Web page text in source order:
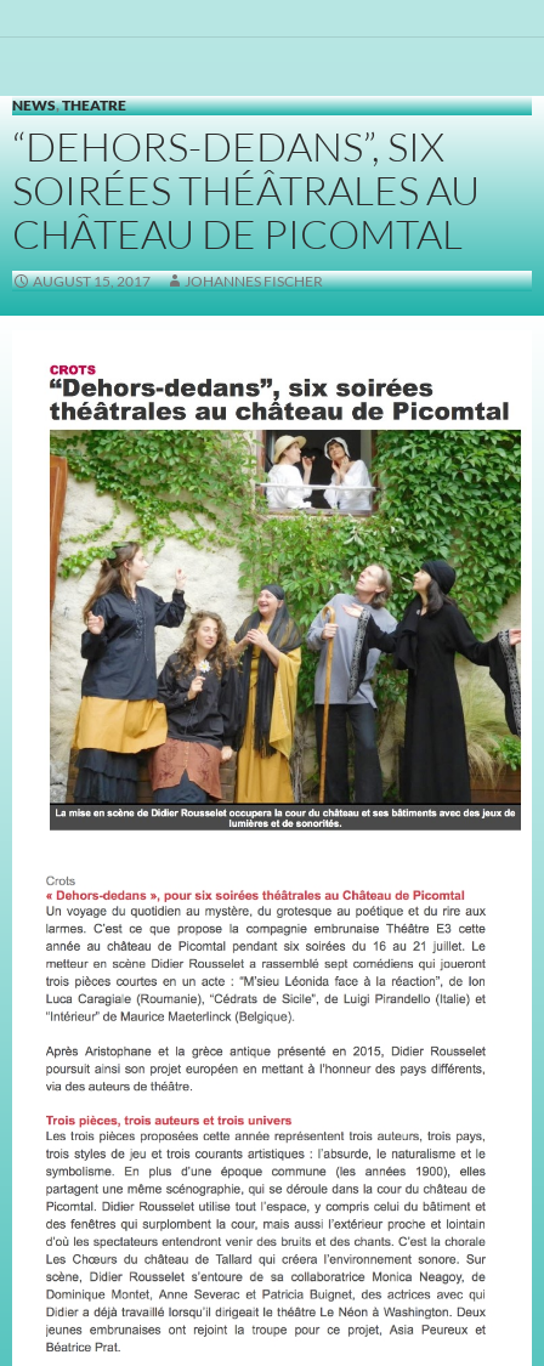
NEWS,THEATRE
“DEHORS-DEDANS”, SIX
SOIRÉES THÉÂTRALES AU
CHÂTEAU DE PICOMTAL
AUGUST 15, 2017 JOHANNES FISCHER